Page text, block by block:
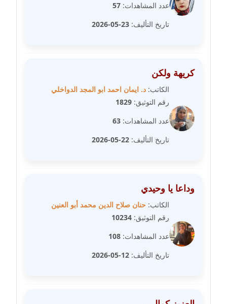
مدونة سالي علاء الدين
عاملة
مدونة سامح طلعت
عاملة
مدونة سامح فرج
عاملة
عاملة
مدونة سحر حسب الله
عاملة
مدونة سعاد سيد
عاملة
معلق
عدد المشاهدات: 57
تاريخ التأليف: 23-05-2026
كريهة ولكن
الكاتب: د. ايمان احمد ابو المجد الدواخلي
رقم التوثيق: 1829
عدد المشاهدات: 63
تاريخ التأليف: 22-05-2026
وداعا يا وحيدي
الكاتب: حنان صلاح الدين محمد أبو العنين
رقم التوثيق: 10234
عدد المشاهدات: 108
تاريخ التأليف: 12-05-2026